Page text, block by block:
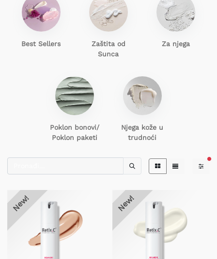
Best Sellers
Zaštita od
Sunca
Za njega
Poklon bonovi/
Poklon paketi
Njega kože u
trudnoći
New! New!